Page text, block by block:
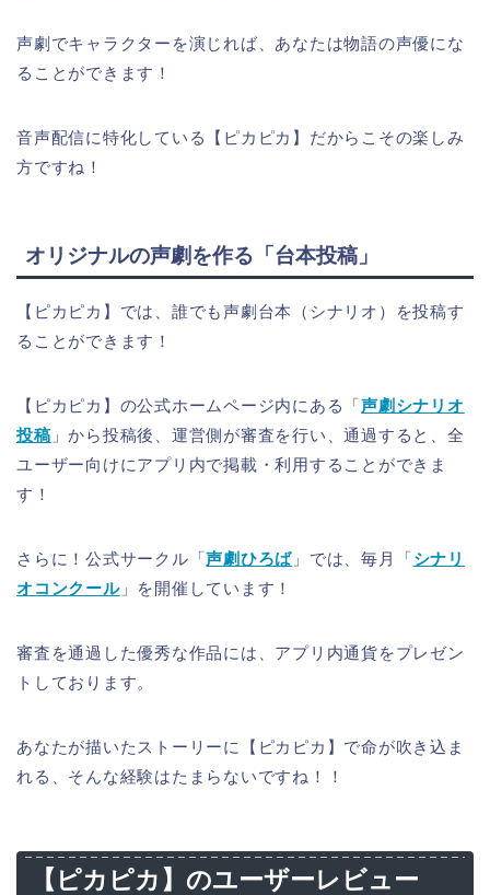
声劇でキャラクターを演じれば、あなたは物語の声優にな
ることができます！
音声配信に特化している【ピカピカ】だからこその楽しみ
方ですね！
オリジナルの声劇を作る「台本投稿」
【ピカピカ】では、誰でも声劇台本（シナリオ）を投稿す
ることができます！
【ピカピカ】の公式ホームページ内にある「声劇シナリオ
投稿 」から投稿後、運営側が審査を行い、通過すると、全
ユーザー向けにアプリ内で掲載・利用することができま
す！
さらに！公式サークル「声劇ひろば 」では、毎月「シナリ
オコンクール」を開催しています！
審査を通過した優秀な作品には、アプリ内通貨をプレゼン
トしております。
あなたが描いたストーリーに【ピカピカ】で命が吹き込ま
れる、そんな経験はたまらないですね！！
【ピカピカ】のユーザーレビュー